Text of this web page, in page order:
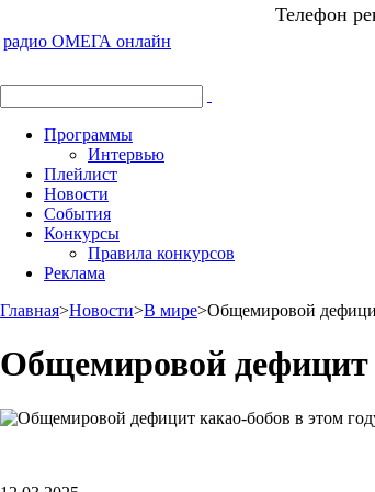
радио ОМЕГА онлайн
Телефон
Программы
Интервью
Плейлист
Новости
События
Конкурсы
Правила конкурсов
Реклама
Главная>Новости>В мире>Общемировой
Общемировой дефицит